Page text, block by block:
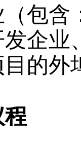
包含
企业
的外